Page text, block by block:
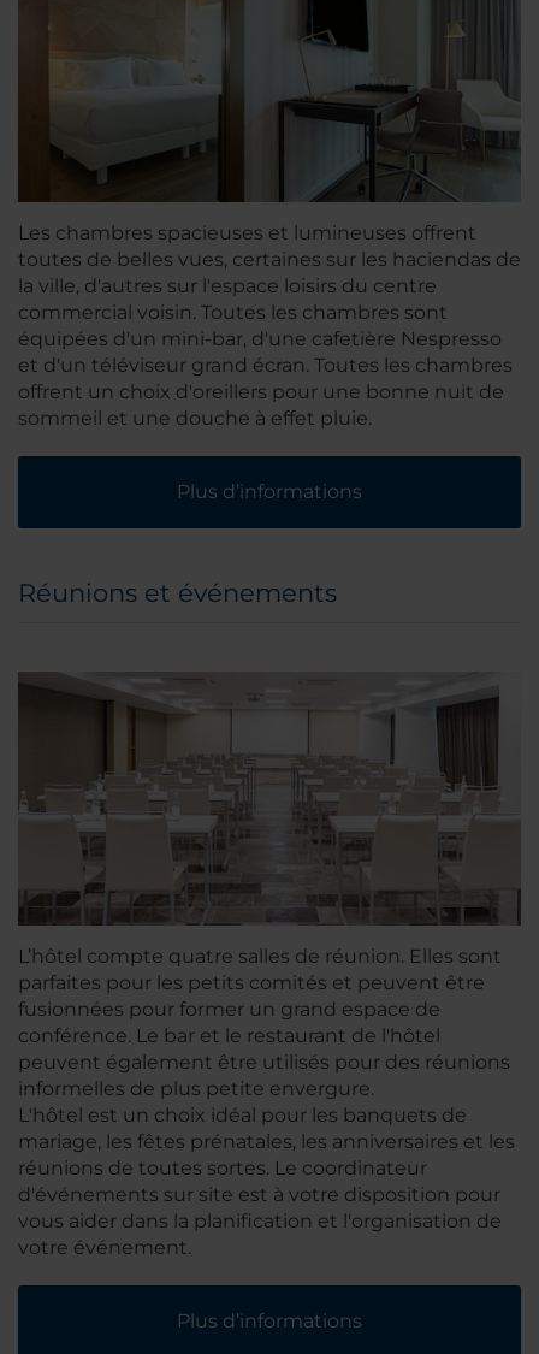
Les chambres spacieuses et lumineuses offrent
toutes de belles vues, certaines sur les haciendas de
la ville, d'autres sur l'espace loisirs du centre
commercial voisin. Toutes les chambres sont
équipées d'un mini-bar, d'une cafetière Nespresso
et d'un téléviseur grand écran. Toutes les chambres
offrent un choix d'oreillers pour une bonne nuit de
sommeil et une douche à effet pluie.
Plus d’informations
Réunions et événements
L’hôtel compte quatre salles de réunion. Elles sont
parfaites pour les petits comités et peuvent être
fusionnées pour former un grand espace de
conférence. Le bar et le restaurant de l'hôtel
peuvent également être utilisés pour des réunions
informelles de plus petite envergure.
L'hôtel est un choix idéal pour les banquets de
mariage, les fêtes prénatales, les anniversaires et les
réunions de toutes sortes. Le coordinateur
d'événements sur site est à votre disposition pour
vous aider dans la planification et l'organisation de
votre événement.
Plus d’informations